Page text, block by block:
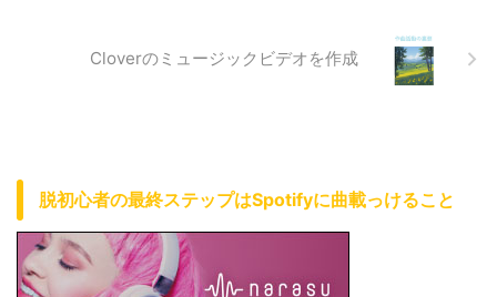
Cloverのミュージックビデオを作成
脱初心者の最終ステップはSpotifyに曲載っけること